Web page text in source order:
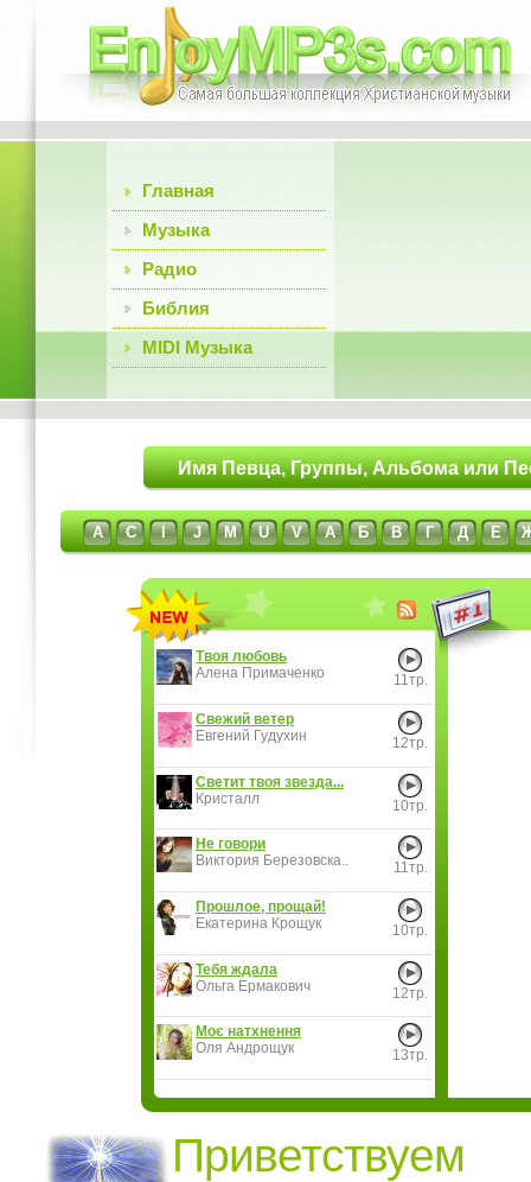
Главная
Музыка
Радио
Библия
MIDI Музыка
Имя Певца, Группы, Альбома или
A C I J M U V А Б В Г Д Е
Твоя любовь
Алена Примаченко
11тр.
Свежий ветер
Евгений Гудухин
12тр.
Светит твоя звезда...
Кристалл
10тр.
Не говори
Виктория Березовска..
11тр.
Прошлое, прощай!
Екатерина Крощук
10тр.
Тебя ждала
Ольга Ермакович
12тр.
Моє натхнення
Оля Андрощук
13тр.
Приветствуем